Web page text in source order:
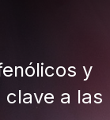
y
a las